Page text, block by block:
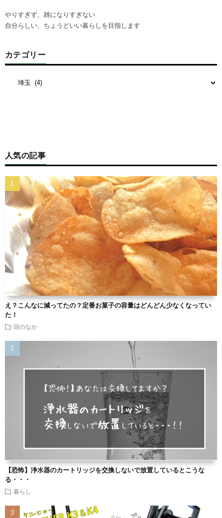
やりすぎず、雑になりすぎない
自分らしい、ちょうどいい暮らしを目指します
カテゴリー
人気の記事
え？こんなに減ってたの？定番お菓子の容量はどんどん少なくなってい
た！
頭のなか
【恐怖】浄水器のカートリッジを交換しないで放置しているとこうな
る・・・
暮らし